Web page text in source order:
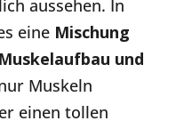
aussehen. In
eine Mischung
und
Muskeln
einen tollen